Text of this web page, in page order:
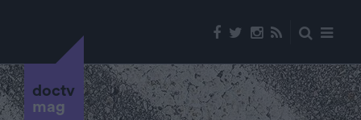
doctv
mag